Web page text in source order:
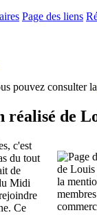
Page des liens
pouvez consulter la
réalisé de
c'est
du tout
de
Midi
Ce